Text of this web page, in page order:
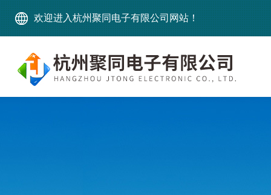
欢迎进入杭州聚同电子有限公司网站！